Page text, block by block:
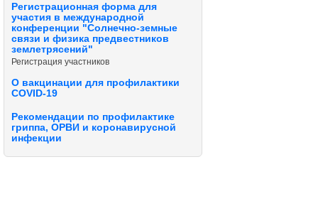
Регистрационная форма для
участия в международной
конференции "Солнечно-земные
связи и физика предвестников
землетрясений"
Регистрация участников
О вакцинации для профилактики
COVID-19
Рекомендации по профилактике
гриппа, ОРВИ и коронавирусной
инфекции